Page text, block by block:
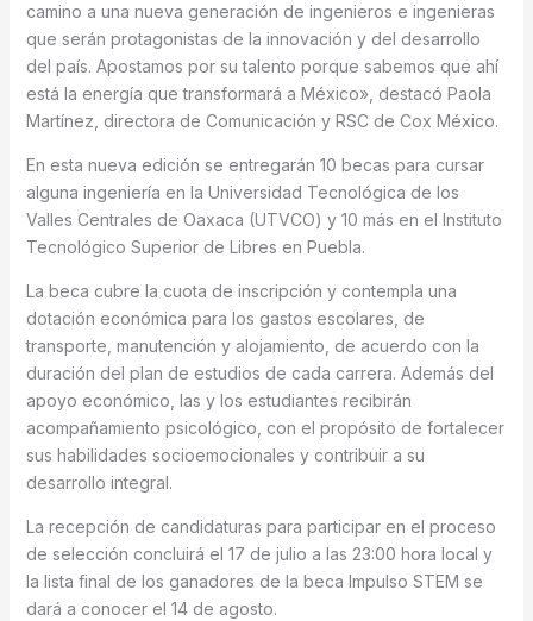
camino a una nueva generación de ingenieros e ingenieras
que serán protagonistas de la innovación y del desarrollo
del país. Apostamos por su talento porque sabemos que ahí
está la energía que transformará a México», destacó Paola
Martínez, directora de Comunicación y RSC de Cox México.
En esta nueva edición se entregarán 10 becas para cursar
alguna ingeniería en la Universidad Tecnológica de los
Valles Centrales de Oaxaca (UTVCO) y 10 más en el Instituto
Tecnológico Superior de Libres en Puebla.
La beca cubre la cuota de inscripción y contempla una
dotación económica para los gastos escolares, de
transporte, manutención y alojamiento, de acuerdo con la
duración del plan de estudios de cada carrera. Además del
apoyo económico, las y los estudiantes recibirán
acompañamiento psicológico, con el propósito de fortalecer
sus habilidades socioemocionales y contribuir a su
desarrollo integral.
La recepción de candidaturas para participar en el proceso
de selección concluirá el 17 de julio a las 23:00 hora local y
la lista final de los ganadores de la beca Impulso STEM se
dará a conocer el 14 de agosto.